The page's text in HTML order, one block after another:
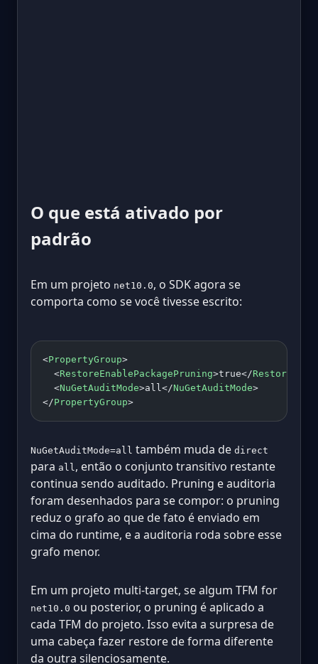
O que está ativado por
padrão
Em um projeto net10.0, o SDK agora se
comporta como se você tivesse escrito:
<PropertyGroup>
  <
RestoreEnablePackagePruning>true</
  <
NuGetAuditMode>all</NuGetAuditMode>
</PropertyGroup>
NuGetAuditMode=all também muda de direct
para all , então o conjunto transitivo restante
continua sendo auditado. Pruning e auditoria
foram desenhados para se compor: o pruning
reduz o grafo ao que de fato é enviado em
cima do runtime, e a auditoria roda sobre esse
grafo menor.
Em um projeto multi-target, se algum TFM for
net10.0 ou posterior, o pruning é aplicado a
cada TFM do projeto. Isso evita a surpresa de
uma cabeça fazer restore de forma diferente
da outra silenciosamente.